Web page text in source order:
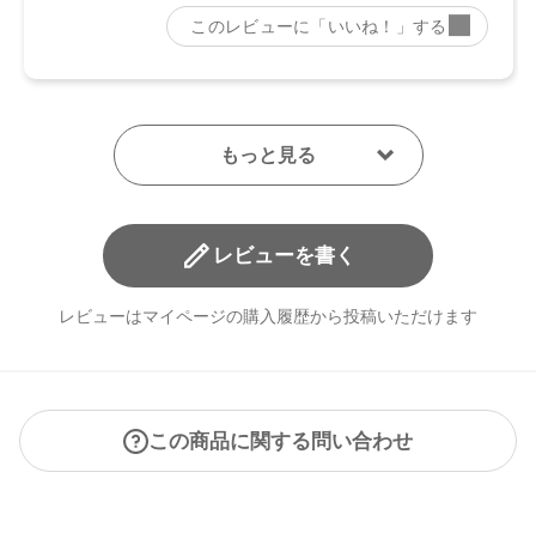
レビューを書く
レビューはマイページの購入履歴から投稿いただけます
この商品に関する問い合わせ